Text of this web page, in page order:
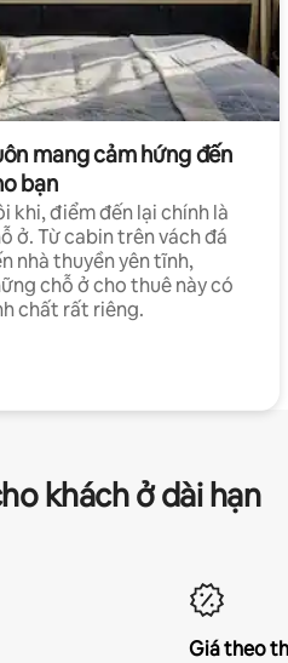
mang cảm hứng đến
bạn
khi, điểm đến lại chính là
ở. Từ cabin trên vách đá
nhà thuyền yên tĩnh,
chỗ ở cho thuê này có
chất rất riêng.
khách ở dài hạn
Giá theo